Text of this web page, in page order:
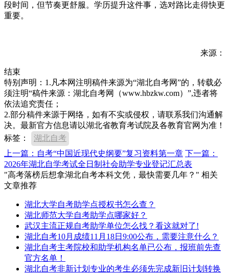
段时间，但节奏更舒服。学历提升这件事，选对路比走得快更
重要。
来源：
结束
特别声明：1.凡本网注明稿件来源为“湖北自考网”的，转载必
须注明“稿件来源：湖北自考网（www.hbzkw.com）”,违者将
依法追究责任；
2.部分稿件来源于网络，如有不实或侵权，请联系我们沟通解
决。最新官方信息请以湖北省教育考试院及各教育官网为准！
标签：
湖北自考
上一篇：自考“中国近现代史纲要”复习资料第一章 下一篇：
2026年湖北自学考试全日制社会助学专业登记汇总表
"高考落榜后想拿湖北自考本科文凭，最快需要几年？" 相关
文章推荐
湖北大学自考助学点授权书怎么查？
湖北师范大学自考助学点哪家好？
武汉主流正规自考助学单位怎么找？看这就对了!
湖北自考10月成绩11月18日9:00公布，需要注意什么？
湖北自考主考院校和助学机构名单已公布，报班前先查
官方名单！
湖北自考非新计划专业的考生必须先完成新旧计划转换